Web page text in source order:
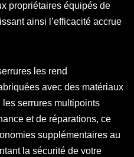
propriétaires équipés de
ainsi l’efficacité accrue
les rend
avec des matériaux
serrures multipoints
et de réparations, ce
supplémentaires au
la sécurité de votre